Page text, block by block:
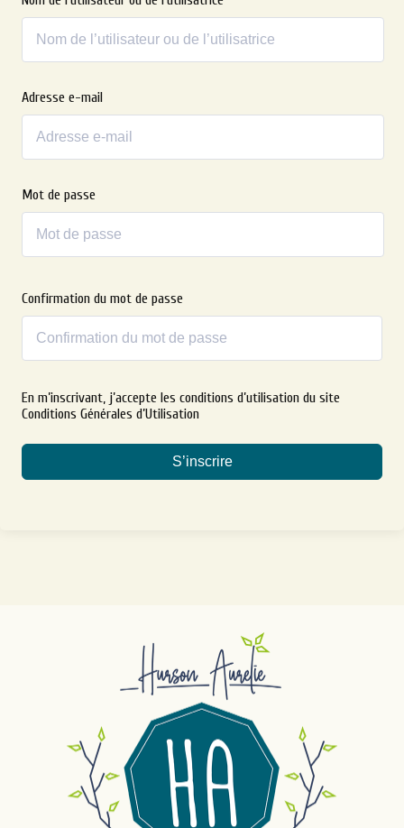
Adresse e-mail
Mot de passe
Confirmation du mot de passe
Alternative:
En m’inscrivant, j’accepte les conditions d’utilisation du site
Conditions Générales d’Utilisation
S’inscrire